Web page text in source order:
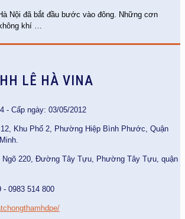
Nội đã bắt đầu bước vào đông. Những cơn
khí …
LÊ HÀ VINA
- Cấp ngày: 03/05/2012
Khu Phố 2, Phường Hiệp Bình Phước, Quận
Ngõ 220, Đường Tây Tựu, Phường Tây Tựu, quận
- 0983 514 800